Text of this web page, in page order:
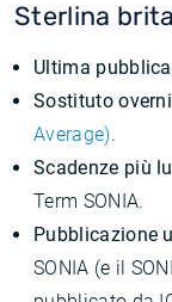
Sterlina
Ultima
Sostituto
Average).
Scadenze più
Term SONIA.
Pubblicazione
SONIA (e il